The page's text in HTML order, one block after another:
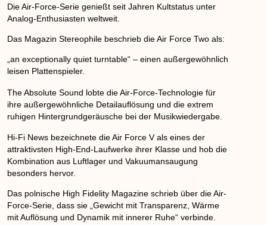
Die Air-Force-Serie genießt seit Jahren Kultstatus unter
Analog-Enthusiasten weltweit.
Das Magazin Stereophile beschrieb die Air Force Two als:
„an exceptionally quiet turntable“ – einen außergewöhnlich
leisen Plattenspieler.
The Absolute Sound lobte die Air-Force-Technologie für
ihre außergewöhnliche Detailauflösung und die extrem
ruhigen Hintergrundgeräusche bei der Musikwiedergabe.
Hi-Fi News bezeichnete die Air Force V als eines der
attraktivsten High-End-Laufwerke ihrer Klasse und hob die
Kombination aus Luftlager und Vakuumansaugung
besonders hervor.
Das polnische High Fidelity Magazine schrieb über die Air-
Force-Serie, dass sie „Gewicht mit Transparenz, Wärme
mit Auflösung und Dynamik mit innerer Ruhe“ verbinde.